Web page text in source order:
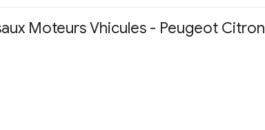
Moteurs Vhicules - Peugeot Citron